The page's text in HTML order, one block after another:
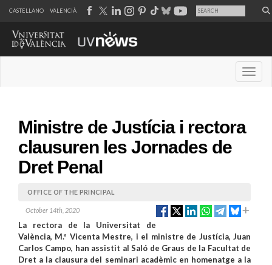
CASTELLANO VALENCIÀ
Ministre de Justícia i rectora
clausuren les Jornades de
Dret Penal
OFFICE OF THE PRINCIPAL
October 14th, 2020
La rectora de la Universitat de
València, M.ª Vicenta Mestre, i el ministre de Justícia, Juan
Carlos Campo, han assistit al Saló de Graus de la Facultat de
Dret a la clausura del seminari acadèmic en homenatge a la